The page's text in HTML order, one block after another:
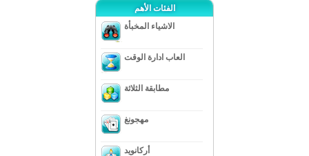
الفئات الأهم
الاشياء المخبأة
العاب ادارة الوقت
مطابقة الثلاثة
مهجونغ
أركانويد